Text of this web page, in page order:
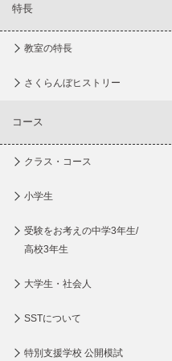
特長
教室の特長
さくらんぼヒストリー
コース
クラス・コース
小学生
受験をお考えの中学3年生/
高校3年生
大学生・社会人
SSTについて
特別支援学校 公開模試